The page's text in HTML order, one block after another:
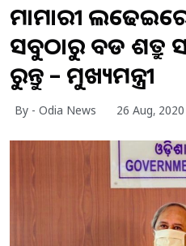
ମହାମାରୀ
ସବୁଠାରୁ ବଡ ଶତ୍ରୁ
ରୁହନ୍ତୁ – ମୁଖ୍ୟମନ୍ତ୍ରୀ
By - Odia News 26 Aug, 2020